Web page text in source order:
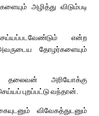
அழித்து விடும்படி
என்ற
தோழர்களையும்
தலைவன் அரியோக்கு
புறப்பட்டு வந்தான்.
விவேகத்துடனும்